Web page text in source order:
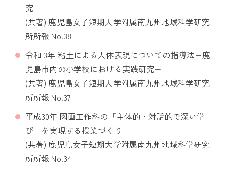
究
(共著) 鹿児島女子短期大学附属南九州地域科学研究
所所報 No.38
令和 3年 粘土による人体表現についての指導法−鹿
児島市内の小学校における実践研究−
(共著) 鹿児島女子短期大学附属南九州地域科学研究
所所報 No.37
平成30年 図画工作科の「主体的・対話的で深い学
び」を実現する授業づくり
(共著) 鹿児島女子短期大学附属南九州地域科学研究
所所報 No.34